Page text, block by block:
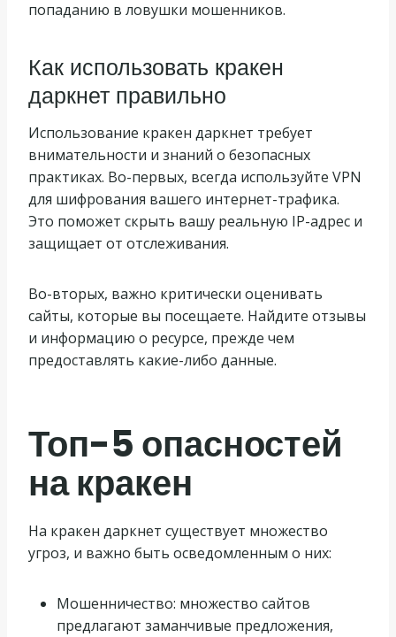
попаданию в ловушки мошенников.
Как использовать кракен
даркнет правильно
Использование кракен даркнет требует
внимательности и знаний о безопасных
практиках. Во-первых, всегда используйте VPN
для шифрования вашего интернет-трафика.
Это поможет скрыть вашу реальную IP-адрес и
защищает от отслеживания.
Во-вторых, важно критически оценивать
сайты, которые вы посещаете. Найдите отзывы
и информацию о ресурсе, прежде чем
предоставлять какие-либо данные.
Топ-5 опасностей
на кракен
На кракен даркнет существует множество
угроз, и важно быть осведомленным о них:
Мошенничество: множество сайтов
предлагают заманчивые предложения,